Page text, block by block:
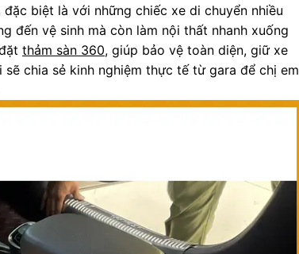
biệt là với những chiếc xe di chuyển nhiều
đến vệ sinh mà còn làm nội thất nhanh xuống
thảm sàn 360, giúp bảo vệ toàn diện, giữ xe
chia sẻ kinh nghiệm thực tế từ gara để chị em